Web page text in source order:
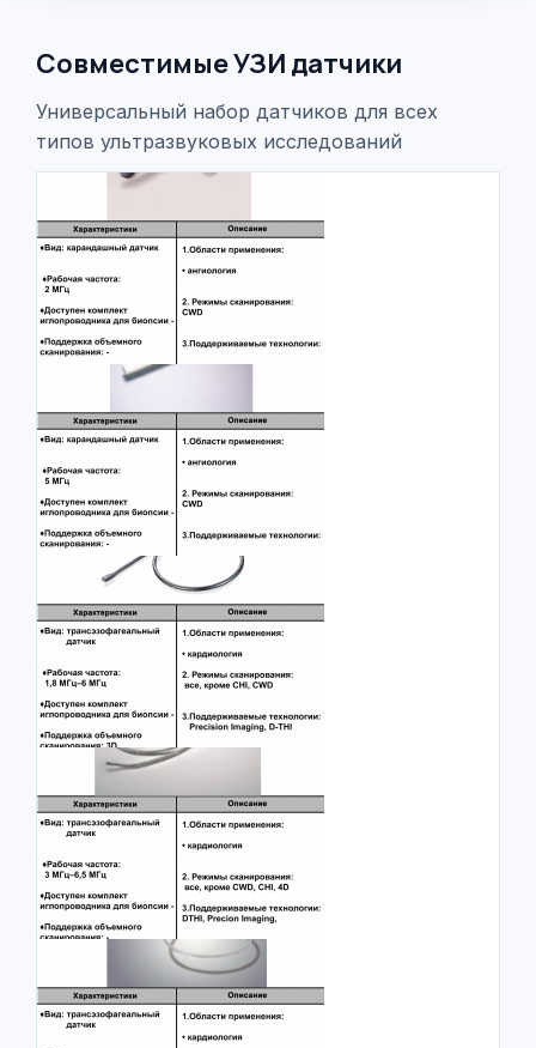
Совместимые УЗИ датчики
Универсальный набор датчиков для всех
типов ультразвуковых исследований